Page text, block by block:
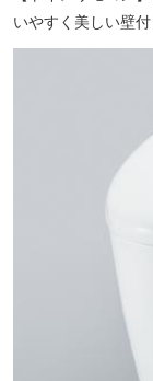
いやすく美しい壁